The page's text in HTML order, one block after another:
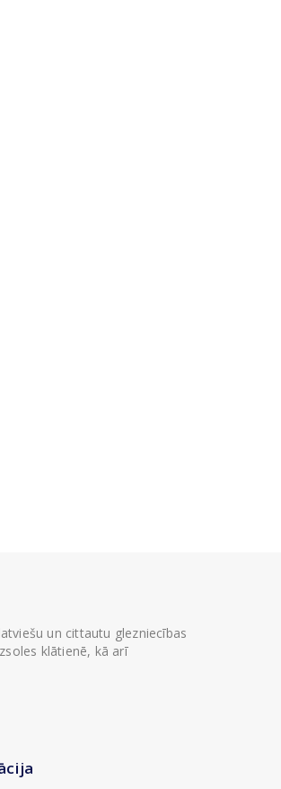
un cittautu glezniecības
klātienē, kā arī